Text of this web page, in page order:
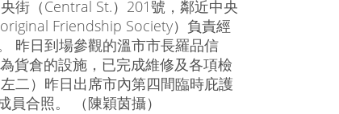
街（Central St.）201號，鄰近中央
Friendship Society）負責經
昨日到場參觀的溫市市長羅品信
貨倉的設施，已完成維修及各項檢
二）昨日出席市內第四間臨時庇護
合照。 （陳穎茵攝）